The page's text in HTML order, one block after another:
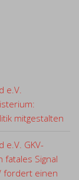
e.V.
mitgestalten
e.V. GKV-
fatales Signal
fordert einen